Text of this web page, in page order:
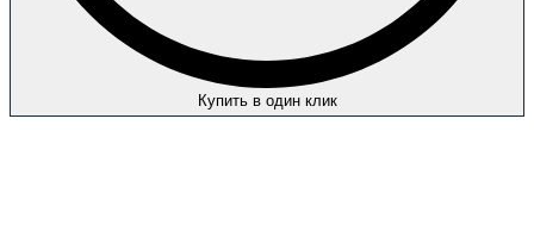
Купить в один клик